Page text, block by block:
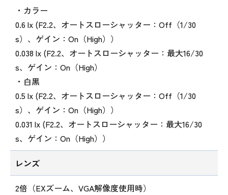
・カラー
0.6 lx (F2.2、オートスローシャッター：Off（1/30
s）、ゲイン：On（High））
0.038 lx (F2.2、オートスローシャッター：最大16/30
s、ゲイン：On（High）
・白黒
0.5 lx (F2.2、オートスローシャッター：Off（1/30
s）、ゲイン：On（High））
0.031 lx (F2.2、オートスローシャッター：最大16/30
s、ゲイン：On（High））
レンズ
2倍（EXズーム、VGA解像度使用時）